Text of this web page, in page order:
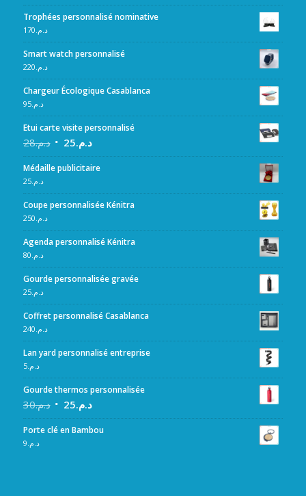
Trophées personnalisé nominative
د.م.170
Smart watch personnalisé
د.م.220
Chargeur Écologique Casablanca
د.م.95
Etui carte visite personnalisé
د.م.28 د.م.25
Médaille publicitaire
د.م.25
Coupe personnalisée Kénitra
د.م.250
Agenda personnalisé Kénitra
د.م.80
Gourde personnalisée gravée
د.م.25
Coffret personnalisé Casablanca
د.م.240
Lan yard personnalisé entreprise
د.م.5
Gourde thermos personnalisée
د.م.30 د.م.25
Porte clé en Bambou
د.م.9